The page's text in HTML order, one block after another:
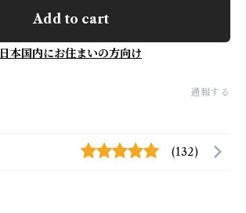
Add to cart
日本国内にお住まいの方向け
通報する
(132)